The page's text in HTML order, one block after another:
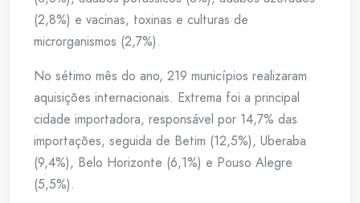
(2,8%) e vacinas, toxinas e culturas de
microrganismos (2,7%).
No sétimo mês do ano, 219 municípios realizaram
aquisições internacionais. Extrema foi a principal
cidade importadora, responsável por 14,7% das
importações, seguida de Betim (12,5%), Uberaba
(9,4%), Belo Horizonte (6,1%) e Pouso Alegre
(5,5%).